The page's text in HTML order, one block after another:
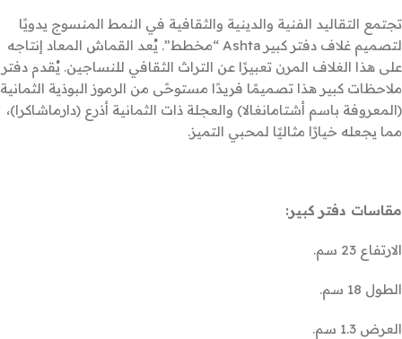
تجتمع التقاليد الفنية والدينية والثقافية في النمط المنسوج يدويًا
لتصميم غلاف دفتر كبير Ashta “مخطط”. يُعد القماش المعاد إنتاجه
على هذا الغلاف المرن تعبيرًا عن التراث الثقافي للنساجين. يُقدم دفتر
ملاحظات كبير هذا تصميمًا فريدًا مستوحًى من الرموز البوذية الثمانية
(المعروفة باسم أشتامانغالا) والعجلة ذات الثمانية أذرع (دارماشاكرا)،
مما يجعله خيارًا مثاليًا لمحبي التميز.
مقاسات دفتر كبير:
الارتفاع 23 سم.
الطول 18 سم.
العرض 1.3 سم.